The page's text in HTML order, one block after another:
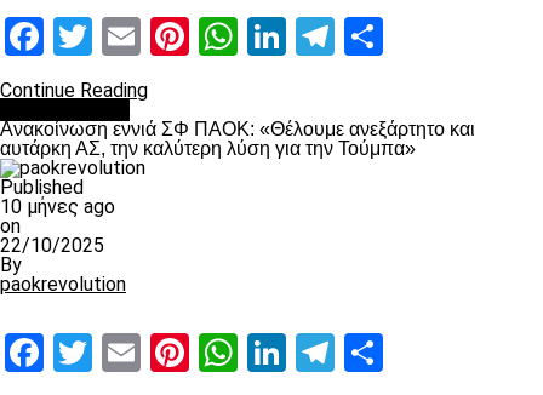
Facebook
Twitter
EmailPinterest
WhatsApp
LinkedIn
Telegram
Continue Reading
Ανακοίνωση εννιά ΣΦ ΠΑΟΚ: «Θέλουμε ανεξάρτητο και
αυτάρκη ΑΣ, την καλύτερη λύση για την Τούμπα»
Published
10 μήνες ago
on
22/10/2025
By
paokrevolution
Facebook
Twitter
EmailPinterest
WhatsApp
LinkedIn
Telegram